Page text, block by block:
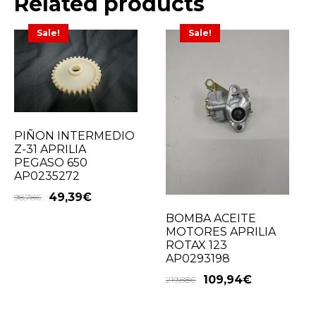
Sale!
PIÑON INTERMEDIO
Z-31 APRILIA
PEGASO 650
AP0235272
98,78€ 49,39€
Sale!
BOMBA ACEITE
MOTORES APRILIA
ROTAX 123
AP0293198
219,88€ 109,94€